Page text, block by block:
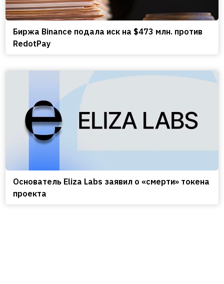
Биржа Binance подала иск на $473 млн. против
RedotPay
Основатель Eliza Labs заявил о «смерти» токена
проекта